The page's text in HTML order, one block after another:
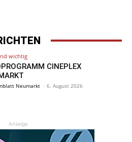
wichtig
CINEPLEX
Neumarkt - 6. August 2026
Anzeige